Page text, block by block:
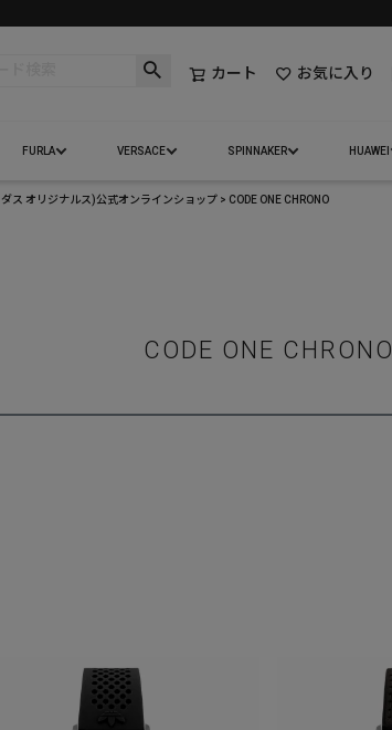
カート お気に入り
FURLA VERSACE SPINNAKER HUAWEI
ス オリジナルス)公式オンラインショップ CODE ONE CHRONO
CODE ONE CHRONO